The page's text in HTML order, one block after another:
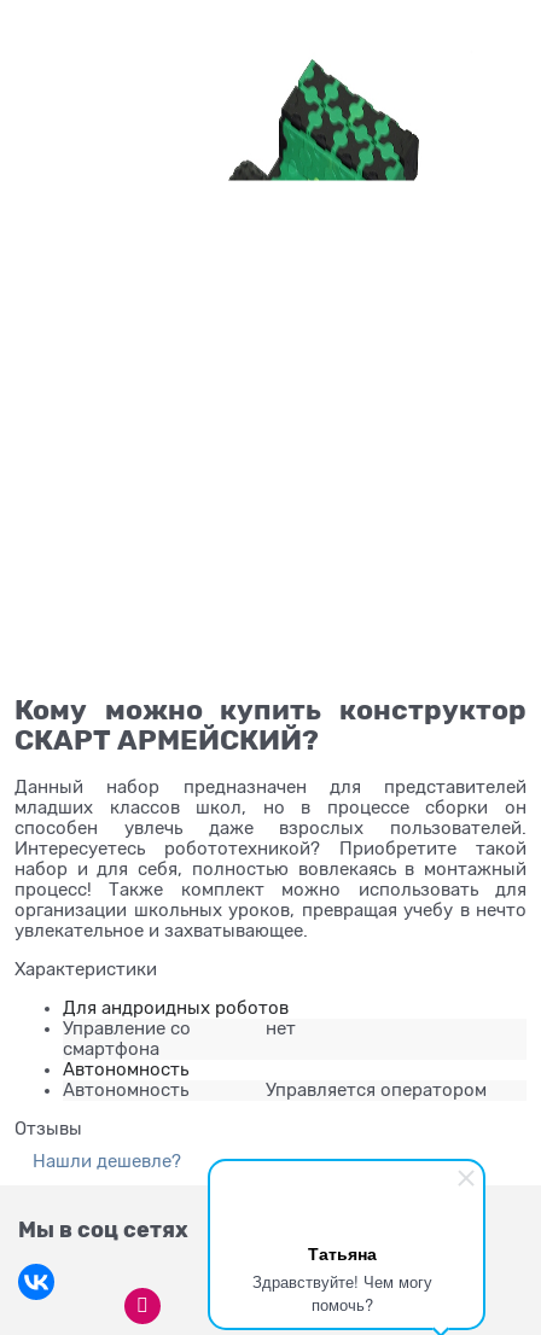
Татьяна
Здравствуйте! Чем могу
помочь?
Кому можно купить конструктор
СКАРТ АРМЕЙСКИЙ?
Данный набор предназначен для представителей
младших классов школ, но в процессе сборки он
способен увлечь даже взрослых пользователей.
Интересуетесь робототехникой? Приобретите такой
набор и для себя, полностью вовлекаясь в монтажный
процесс! Также комплект можно использовать для
организации школьных уроков, превращая учебу в нечто
увлекательное и захватывающее.
Характеристики
Для андроидных роботов
Управление со
смартфона
нет
Автономность
Автономность
Управляется оператором
Отзывы
Нашли дешевле?
Мы в соц сетях